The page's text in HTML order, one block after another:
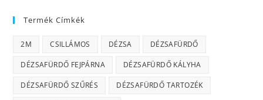
Termék Címkék
2M CSILLÁMOS DÉZSA DÉZSAFÜRDŐ
DÉZSAFÜRDŐ FEJPÁRNA DÉZSAFÜRDŐ KÁLYHA
DÉZSAFÜRDŐ SZŰRÉS DÉZSAFÜRDŐ TARTOZÉK